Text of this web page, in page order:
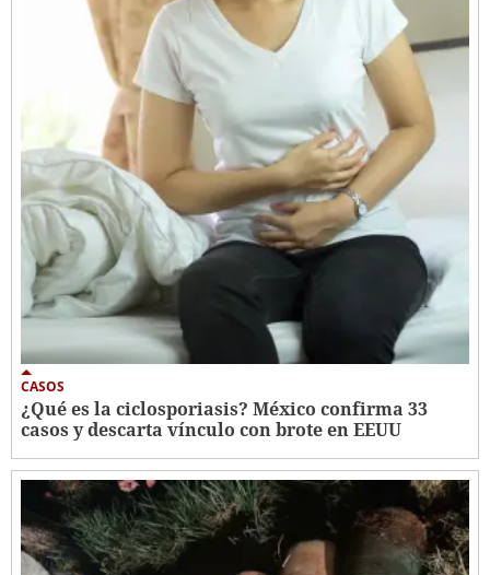
CASOS
¿Qué es la ciclosporiasis? México confirma 33
casos y descarta vínculo con brote en EEUU